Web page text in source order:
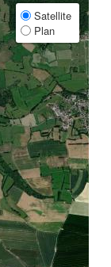
Satellite
Plan